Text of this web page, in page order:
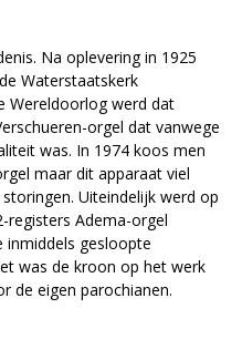
Na oplevering in 1925
Waterstaatskerk
Wereldoorlog werd dat
orgel dat vanwege
was. In 1974 koos men
maar dit apparaat viel
Uiteindelijk werd op
registers Adema-orgel
gesloopte
was de kroon op het werk
de eigen parochianen.